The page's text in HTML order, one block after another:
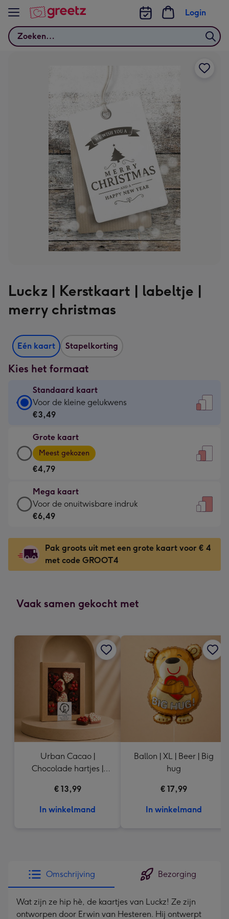
Bekijk meer
Zoeken
Login
Luckz | Kerstkaart | labeltje |
merry christmas
Eén kaart Stapelkorting
Kies het formaat
Standaard kaart
Standaard
kaart
€3,49
-
Voor
kleine
gelukwens
-
120
x
160
mm
Voor de kleine gelukwens
€3,49
Grote kaart
Grote
kaart
-
€4,79
-
Meest
gekozen
Dimensions:
167
x
Meest gekozen
€4,79
Mega kaart
Mega
kaart
€6,49
-
Voor
indruk
241
333
Voor de onuitwisbare indruk
€6,49
Pak groots uit met een grote kaart voor € 4
met code GROOT4
Vaak samen gekocht met
Urban Cacao |
Chocolade hartjes |
€ 13,99
In winkelmand
Ballon | XL | Beer | Big
hug
€ 17,99
In winkelmand
Omschrijving Bezorging
Wat zijn ze hip hè, de kaartjes van Luckz! Ze zijn
ontworpen door Erwin van Hesteren. Hij ontwerpt